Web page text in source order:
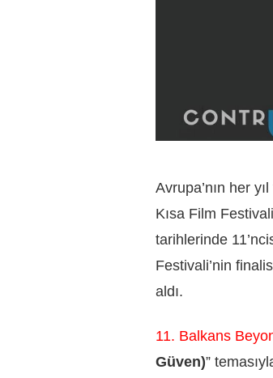
Avrupa’nın her
Kısa Film
tarihlerinde
Festivali’nin
aldı.
11. Balkans
Güven)”